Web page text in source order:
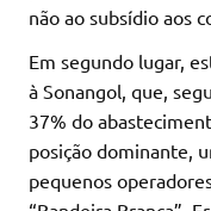
não ao subsídio aos
Em segundo lugar,
à Sonangol, que,
37% do
posição dominante,
pequenos